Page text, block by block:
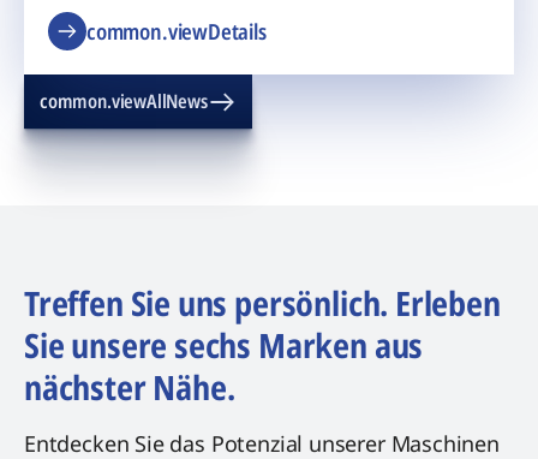
common.viewDetails
common.viewAllNews
Treffen Sie uns persönlich. Erleben
Sie unsere sechs Marken aus
nächster Nähe.
Entdecken Sie das Potenzial unserer Maschinen